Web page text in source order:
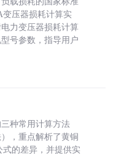
变压器损耗计算实
力变压器损耗计算
号参数，指导用户
种常用计算方法
，重点解析了黄铜
式的差异，并提供实